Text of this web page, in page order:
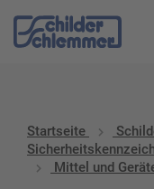
Startseite
Mittel und